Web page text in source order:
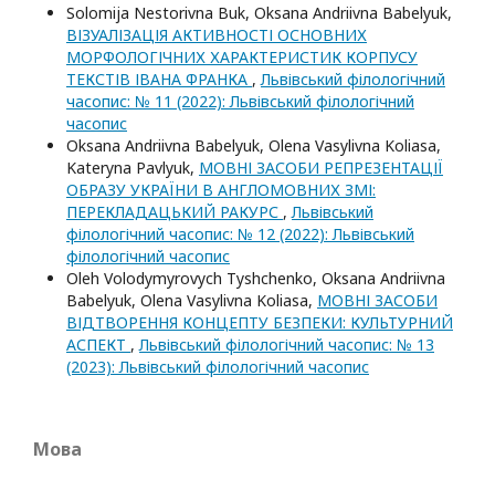
Solomija Nestorivna Buk, Oksana Andriivna Babelyuk,
ВІЗУАЛІЗАЦІЯ АКТИВНОСТІ ОСНОВНИХ
МОРФОЛОГІЧНИХ ХАРАКТЕРИСТИК КОРПУСУ
ТЕКСТІВ ІВАНА ФРАНКА , Львівський філологічний
часопис: № 11 (2022): Львівський філологічний
часопис
Oksana Andriivna Babelyuk, Olena Vasylivna Koliasa,
Kateryna Pavlyuk, МОВНІ ЗАСОБИ РЕПРЕЗЕНТАЦІЇ
ОБРАЗУ УКРАЇНИ В АНГЛОМОВНИХ ЗМІ:
ПЕРЕКЛАДАЦЬКИЙ РАКУРС , Львівський
філологічний часопис: № 12 (2022): Львівський
філологічний часопис
Oleh Volodymyrovych Tyshchenko, Oksana Andriivna
Babelyuk, Olena Vasylivna Koliasa, МОВНІ ЗАСОБИ
ВІДТВОРЕННЯ КОНЦЕПТУ БЕЗПЕКИ: КУЛЬТУРНИЙ
АСПЕКТ , Львівський філологічний часопис: № 13
(2023): Львівський філологічний часопис
Мова